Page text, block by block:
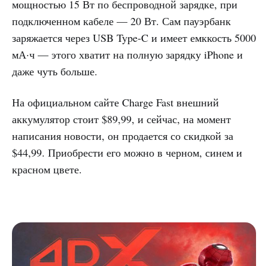
мощностью 15 Вт по беспроводной зарядке, при
подключенном кабеле — 20 Вт. Сам пауэрбанк
заряжается через USB Type-C и имеет емккость 5000
мА·ч — этого хватит на полную зарядку iPhone и
даже чуть больше.
На официальном сайте Charge Fast внешний
аккумулятор стоит $89,99, и сейчас, на момент
написания новости, он продается со скидкой за
$44,99. Приобрести его можно в черном, синем и
красном цвете.